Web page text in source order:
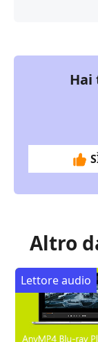
Hai
Altro
Lettore audio